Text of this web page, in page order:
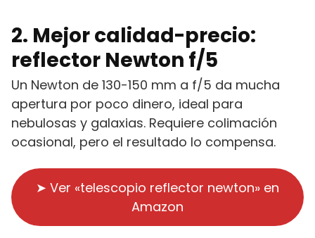
2. Mejor calidad-precio:
reflector Newton f/5
Un Newton de 130-150 mm a f/5 da mucha
apertura por poco dinero, ideal para
nebulosas y galaxias. Requiere colimación
ocasional, pero el resultado lo compensa.
➤ Ver «telescopio reflector newton» en
Amazon